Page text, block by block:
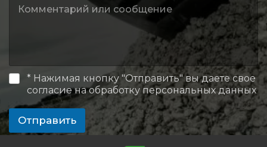
* Нажимая кнопку "Отправить" вы даете свое
согласие на обработку персональных данных
Отправить